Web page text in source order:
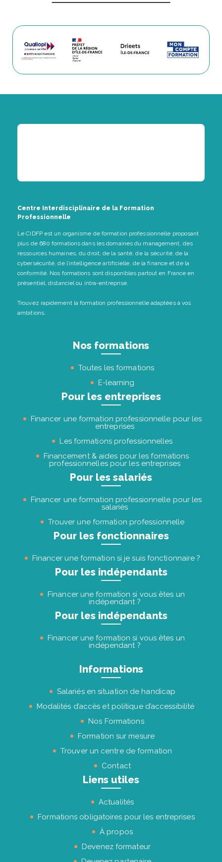
Centre Interdisciplinaire de la Formation
Professionnelle
Le CIDFP est un organisme de formation professionnelle proposant
plus de 680 formations dans les domaines du management, des
ressources humaines, du droit, de la santé, de la sécurité, de la
cybersécurité, de l’intelligence artificielle, de la finance et de la
conformité. Nos formations sont disponibles partout en France en
présentiel, distanciel ou intra-entreprise.
Trouvez rapidement la formation professionnelle adaptées à vos
ambitions.
Nos formations
Toutes les formations
E-learning
Pour les entreprises
Financer une formation professionnelle pour les
entreprises
Les formations professionnelles
Financement & aides pour les formations
professionnelles pour les entreprises
Pour les salariés
Financer une formation professionnelle pour les
salariés
Trouver une formation professionnelle
Pour les fonctionnaires
Financer une formation si je suis fonctionnaire ?
Pour les indépendants
Financer une formation si vous êtes un
indépendant ?
Pour les indépendants
Financer une formation si vous êtes un
indépendant ?
Informations
Salariés en situation de handicap
Modalités d’accès et politique d’accessibilité
Nos Formations
Formation sur mesure
Trouver un centre de formation
Contact
Liens utiles
Actualités
Formations obligatoires pour les entreprises
À propos
Devenez formateur